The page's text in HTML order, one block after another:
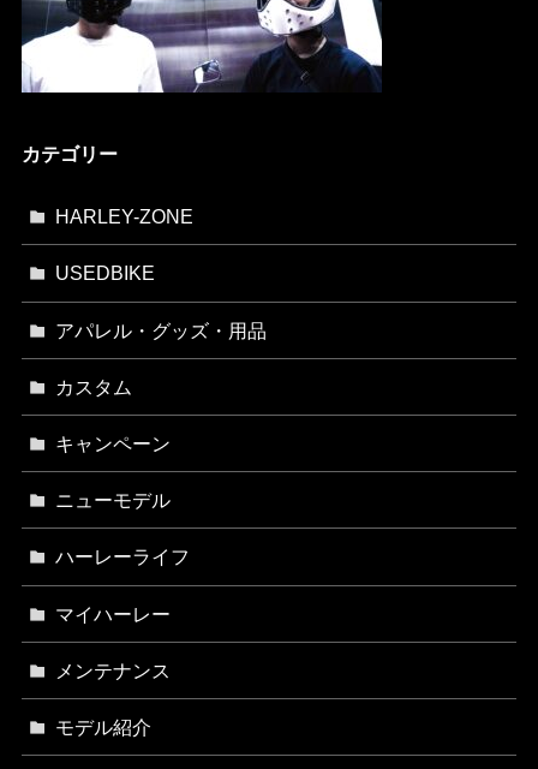
カテゴリー
HARLEY-ZONE
USEDBIKE
アパレル・グッズ・用品
カスタム
キャンペーン
ニューモデル
ハーレーライフ
マイハーレー
メンテナンス
モデル紹介